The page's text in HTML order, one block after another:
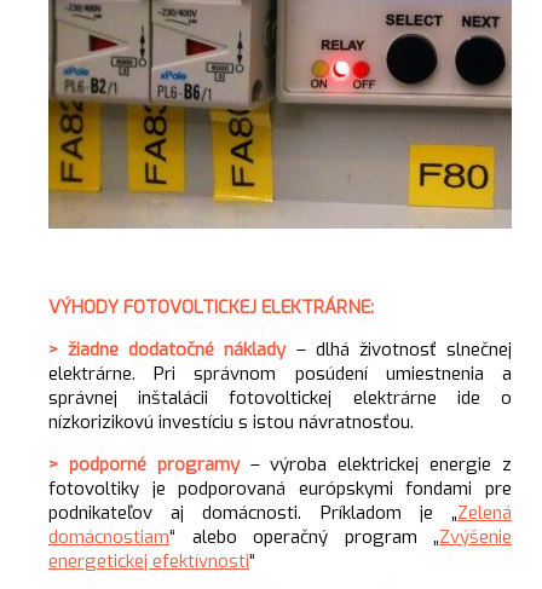
VÝHODY FOTOVOLTICKEJ ELEKTRÁRNE:
> žiadne dodatočné náklady– dlhá životnosť slnečnej
elektrárne. Pri správnom posúdení umiestnenia a
správnej inštalácii fotovoltickej elektrárne ide o
nízkorizikovú investíciu s istou návratnosťou.
> podporné programy– výroba elektrickej energie z
fotovoltiky je podporovaná európskymi fondami pre
podnikateľov aj domácnosti. Príkladom je „Zelená
domácnostiam“ alebo operačný program „Zvýšenie
energetickej efektívnosti“